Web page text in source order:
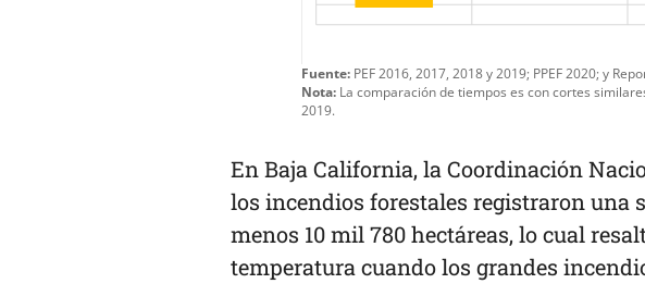
Fuente: PEF 2016, 2017, 2018 y 2019; PPEF 2020; y
Nota: La comparación de tiempos es con cortes
2019.
En Baja California, la Coordinación
los incendios forestales registraron una
menos 10 mil 780 hectáreas, lo cual
temperatura cuando los grandes